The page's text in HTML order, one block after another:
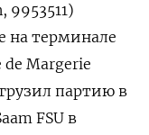
9953511)
на ‌терминале
de Margerie
партию в
FSU в